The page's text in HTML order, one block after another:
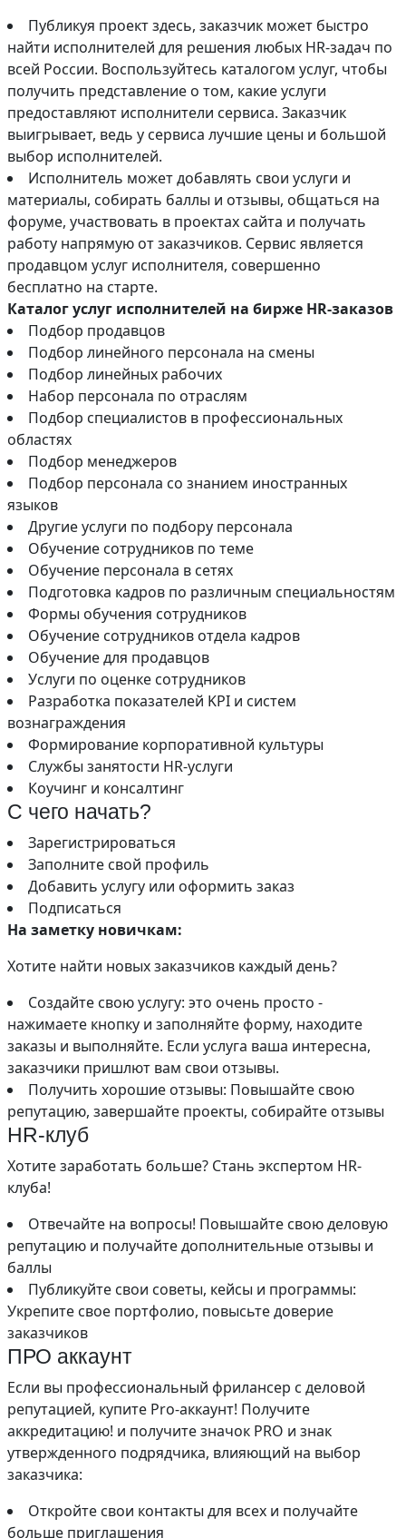
Публикуя проект здесь, заказчик может быстро
найти исполнителей для решения любых HR-задач по
всей России. Воспользуйтесь каталогом услуг, чтобы
получить представление о том, какие услуги
предоставляют исполнители сервиса. Заказчик
выигрывает, ведь у сервиса лучшие цены и большой
выбор исполнителей.
Исполнитель может добавлять свои услуги и
материалы, собирать баллы и отзывы, общаться на
форуме, участвовать в проектах сайта и получать
работу напрямую от заказчиков. Сервис является
продавцом услуг исполнителя, совершенно
бесплатно на старте.
Каталог услуг исполнителей на бирже HR-заказов
Подбор продавцов
Подбор линейного персонала на смены
Подбор линейных рабочих
Набор персонала по отраслям
Подбор специалистов в профессиональных
областях
Подбор менеджеров
Подбор персонала со знанием иностранных
языков
Другие услуги по подбору персонала
Обучение сотрудников по теме
Обучение персонала в сетях
Подготовка кадров по различным специальностям
Формы обучения сотрудников
Обучение сотрудников отдела кадров
Обучение для продавцов
Услуги по оценке сотрудников
Разработка показателей KPI и систем
вознаграждения
Формирование корпоративной культуры
Службы занятости HR-услуги
Коучинг и консалтинг
С чего начать?
Зарегистрироваться
Заполните свой профиль
Добавить услугу или оформить заказ
Подписаться
На заметку новичкам:
Хотите найти новых заказчиков каждый день?
Создайте свою услугу: это очень просто -
нажимаете кнопку и заполняйте форму, находите
заказы и выполняйте. Если услуга ваша интересна,
заказчики пришлют вам свои отзывы.
Получить хорошие отзывы: Повышайте свою
репутацию, завершайте проекты, собирайте отзывы
HR-клуб
Хотите заработать больше? Стань экспертом HR-
клуба!
Отвечайте на вопросы! Повышайте свою деловую
репутацию и получайте дополнительные отзывы и
баллы
Публикуйте свои советы, кейсы и программы:
Укрепите свое портфолио, повысьте доверие
заказчиков
ПРО аккаунт
Если вы профессиональный фрилансер с деловой
репутацией, купите Pro-аккаунт! Получите
аккредитацию! и получите значок PRO и знак
утвержденного подрядчика, влияющий на выбор
заказчика:
Откройте свои контакты для всех и получайте
больше приглашения